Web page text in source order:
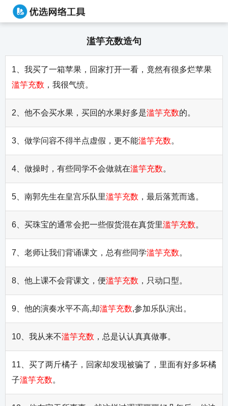
滥竽充数造句
1、我买了一箱苹果，回家打开一看，竟然有很多烂苹果
滥竽充数 ，我很气愤。
2、他不会买水果，买回的水果好多是滥竽充数的。
3、做学问容不得半点虚假，更不能滥竽充数。
4、做操时，有些同学不会做就在滥竽充数。
5、南郭先生在皇宫乐队里滥竽充数 ，最后落荒而逃。
6、买珠宝的通常会把一些假货混在真货里滥竽充数。
7、老师让我们背诵课文，总有些同学滥竽充数。
8、他上课不会背课文，便滥竽充数 ，只动口型。
9、他的演奏水平不高,却滥竽充数,参加乐队演出。
10、我从来不滥竽充数 ，总是认认真真做事。
11、买了两斤橘子，回家却发现被骗了，里面有好多坏橘
子滥竽充数。